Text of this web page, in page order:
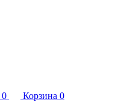
0 Корзина 0